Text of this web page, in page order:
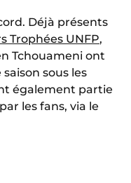
Déjà présents
Trophées UNFP,
Tchouameni ont
sous les
également partie
les fans, via le